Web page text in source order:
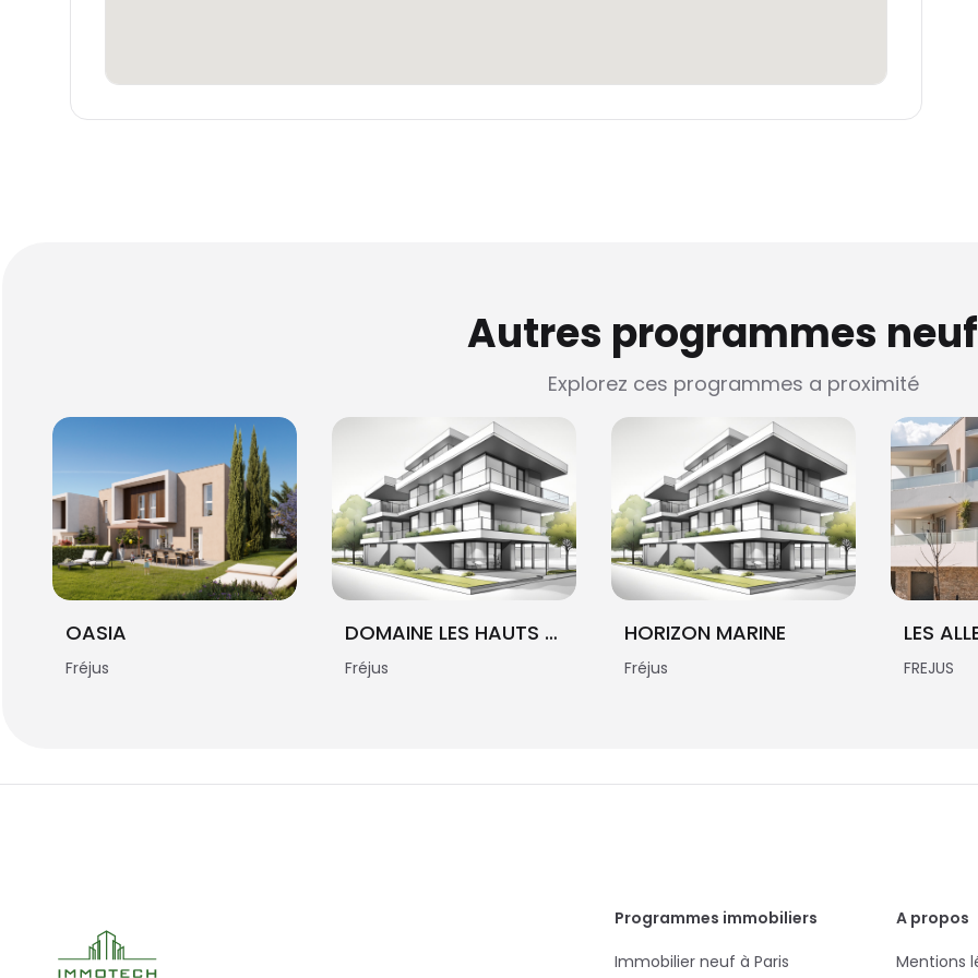
Autres programmes
Explorez ces programmes a proximité
OASIA
Fréjus
DOMAINE LES HAUTS PINS FREJUS
Fréjus
HORIZON MARINE
Fréjus FREJUS
Programmes immobiliers
Immobilier neuf à Paris
A propos
Mentions